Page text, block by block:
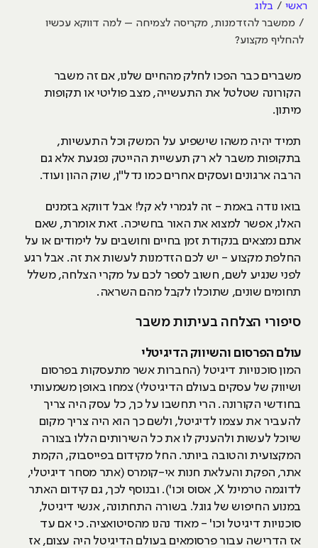
ראשי
בלוג
ממשבר להזדמנות, מקריסה לצמיחה – למה דווקא עכשיו
להחליף מקצוע?
משברים כבר הפכו לחלק מהחיים שלנו, אם זה משבר
הקורונה שטלטל את התעשייה, מצב פוליטי או תקופות
מיתון.
תמיד יהיה משהו שישפיע על המשק וכל התעשיות,
בתקופות משבר לא רק תעשיית ההייטק נפגעת אלא גם
הרבה ארגונים ועסקים אחרים כמו נדל"ן, שוק ההון ועוד.
בואו נודה באמת - זה לגמרי לא קל! אבל דווקא בזמנים
האלו, אפשר למצוא את האור בחשיכה. זאת אומרת, שאם
אתם נמצאים בנקודת זמן בחיים וחושבים על לימודים או על
החלפת מקצוע - יש לכם הזדמנות לעשות את זה. אבל רגע
לפני שנגיע לשם, חשוב לספר לכם על מקרי הצלחה, משלל
תחומים שונים, שתוכלו לקבל מהם השראה.
סיפורי הצלחה בעיתות משבר
עולם הפרסום והשיווק הדיגיטלי
המון סוכנויות דיגיטל (החברות אשר מתעסקות בפרסום
ושיווק של עסקים בעולם הדיגיטלי) צמחו באופן משמעותי
בחודשי הקורונה. הרי תחשבו על כך, כל עסק היה צריך
להעביר את עצמו לדיגיטל, ולשם כך הוא היה צריך מקום
שיוכל לעשות ולהעניק לו את כל השירותים הללו בצורה
המקצועית והטובה ביותר. החל מקידום בפייסבוק, הקמת
אתר, הפקת והעלאת חנות אי-קומרס (אתר מסחר דיגיטלי,
לדוגמה טרמינל X, אסוס וכו'). ובנוסף לכך, גם קידום האתר
במנוע החיפוש של גוגל. בשורה התחתונה, אנשי דיגיטל,
סוכנויות דיגיטל וכו' - מאוד נהנו מהסיטואציה. כי אם עד
אז הדרישה עבור פרסומאים בעולם הדיגיטל היה עצום, אז